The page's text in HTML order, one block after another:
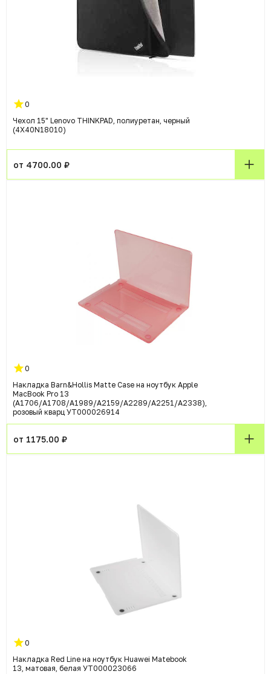
0
Чехол 15" Lenovo THINKPAD, полиуретан, черный
(4X40N18010)
от 4700.00 ₽
0
Накладка Barn&Hollis Matte Case на ноутбук Apple
MacBook Pro 13
(A1706/A1708/A1989/A2159/A2289/A2251/A2338),
розовый кварц УТ000026914
от 1175.00 ₽
0
Накладка Red Line на ноутбук Huawei Matebook
13, матовая, белая УТ000023066